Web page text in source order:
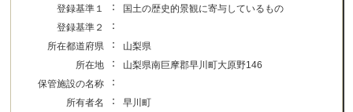
登録基準１ ：
国土の歴史的景観に寄与しているもの
登録基準２
：
所在都道府県 ：
山梨県
所在地
：
山梨県南巨摩郡早川町大原野146
保管施設の名称
：
所有者名 ：
早川町